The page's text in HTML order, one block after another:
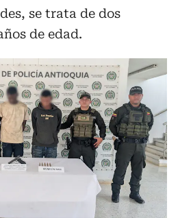
se trata de dos
de edad.